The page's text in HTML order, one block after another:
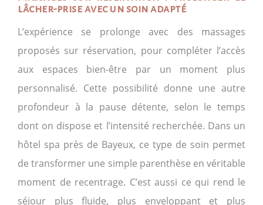
lâcher-prise avec un soin adapté
L’expérience se prolonge avec des massages
proposés sur réservation, pour compléter l’accès
aux espaces bien-être par un moment plus
personnalisé. Cette possibilité donne une autre
profondeur à la pause détente, selon le temps
dont on dispose et l’intensité recherchée. Dans un
hôtel spa près de Bayeux, ce type de soin permet
de transformer une simple parenthèse en véritable
moment de recentrage. C’est aussi ce qui rend le
séjour plus fluide, plus enveloppant et plus